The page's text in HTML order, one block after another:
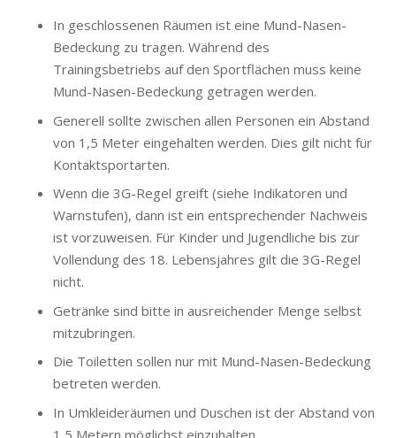
In geschlossenen Räumen ist eine Mund-Nasen-
Bedeckung zu tragen. Während des
Trainingsbetriebs auf den Sportflächen muss keine
Mund-Nasen-Bedeckung getragen werden.
Generell sollte zwischen allen Personen ein Abstand
von 1,5 Meter eingehalten werden. Dies gilt nicht für
Kontaktsportarten.
Wenn die 3G-Regel greift (siehe Indikatoren und
Warnstufen), dann ist ein entsprechender Nachweis
ist vorzuweisen. Für Kinder und Jugendliche bis zur
Vollendung des 18. Lebensjahres gilt die 3G-Regel
nicht.
Getränke sind bitte in ausreichender Menge selbst
mitzubringen.
Die Toiletten sollen nur mit Mund-Nasen-Bedeckung
betreten werden.
In Umkleideräumen und Duschen ist der Abstand von
1,5 Metern möglichst einzuhalten.